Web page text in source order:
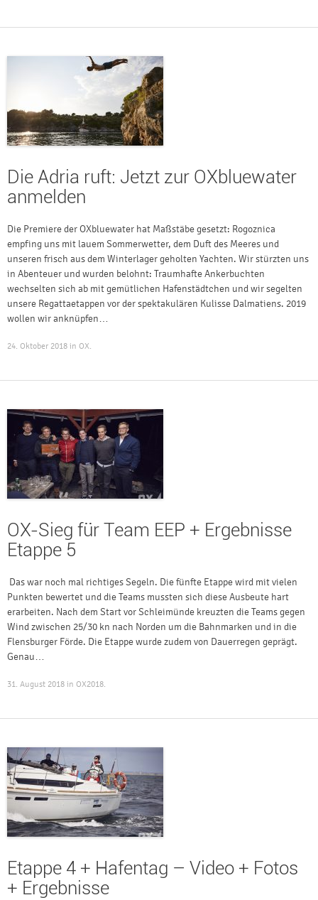
Die Adria ruft: Jetzt zur OXbluewater
anmelden
Die Premiere der OXbluewater hat Maßstäbe gesetzt: Rogoznica
empfing uns mit lauem Sommerwetter, dem Duft des Meeres und
unseren frisch aus dem Winterlager geholten Yachten. Wir stürzten uns
in Abenteuer und wurden belohnt: Traumhafte Ankerbuchten
wechselten sich ab mit gemütlichen Hafenstädtchen und wir segelten
unsere Regattaetappen vor der spektakulären Kulisse Dalmatiens. 2019
wollen wir anknüpfen…
24. Oktober 2018 in OX.
OX-Sieg für Team EEP + Ergebnisse
Etappe 5
Das war noch mal richtiges Segeln. Die fünfte Etappe wird mit vielen
Punkten bewertet und die Teams mussten sich diese Ausbeute hart
erarbeiten. Nach dem Start vor Schleimünde kreuzten die Teams gegen
Wind zwischen 25/30 kn nach Norden um die Bahnmarken und in die
Flensburger Förde. Die Etappe wurde zudem von Dauerregen geprägt.
Genau…
31. August 2018 in OX2018.
Etappe 4 + Hafentag – Video + Fotos
+ Ergebnisse